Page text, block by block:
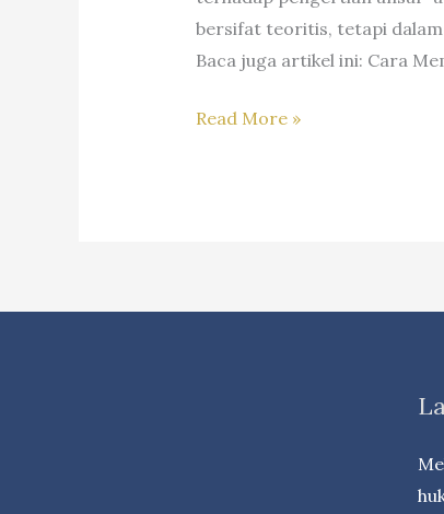
bersifat teoritis, tetapi dalam
Baca juga artikel ini: Cara
ULASAN
PIDANA
Read More »